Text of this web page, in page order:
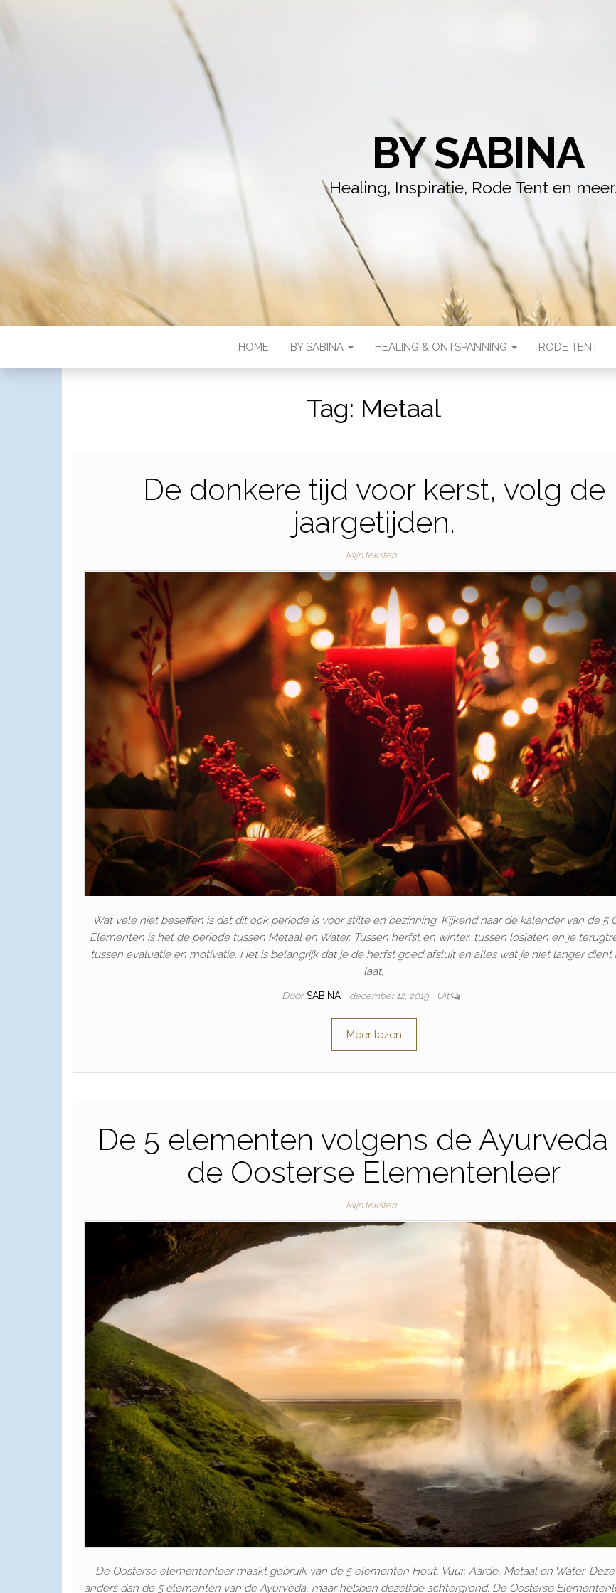
BY SABINA
Healing, Inspiratie, Rode Tent en
HOME BY SABINA HEALING & ONTSPANNING RODE TENT
Tag: Metaal
De donkere tijd voor kerst, volg de
jaargetijden.
Mijn teksten
Wat vele niet beseffen is dat dit ook periode is voor stilte en bezinning. Kijkend naar de kalender van de 5
Elementen is het de periode tussen Metaal en Water. Tussen herfst en winter, tussen loslaten en je
tussen evaluatie en motivatie. Het is belangrijk dat je de herfst goed afsluit en alles wat je niet langer dient
laat,
Door SABINA december 12, 2019 Uit
Meer lezen
De 5 elementen volgens de Ayurveda
de Oosterse Elementenleer
Mijn teksten
De Oosterse elementenleer maakt gebruik van de 5 elementen Hout, Vuur, Aarde, Metaal en Water. Deze
anders dan de 5 elementen van de Ayurveda, maar hebben dezelfde achtergrond. De Oosterse